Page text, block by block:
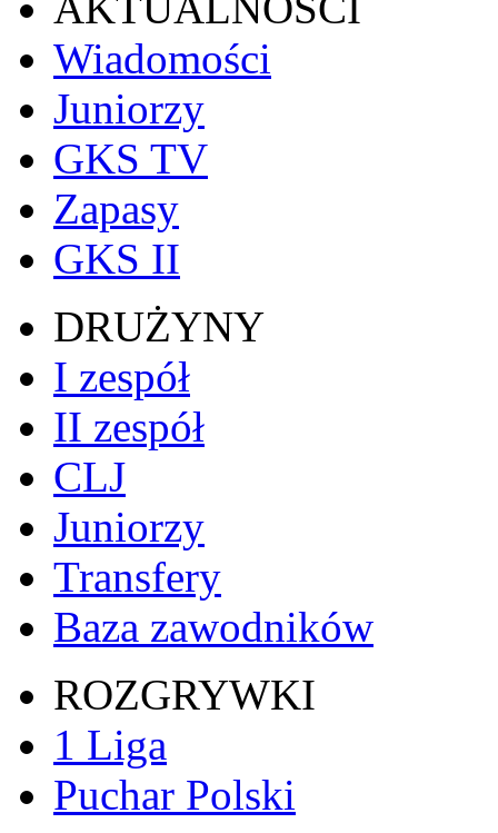
Wiadomości
Juniorzy
GKS TV
Zapasy
GKS II
DRUŻYNY
I zespół
II zespół
CLJ
Juniorzy
Transfery
Baza zawodników
ROZGRYWKI
1 Liga
Puchar Polski